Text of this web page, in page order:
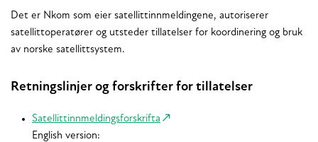
Det er Nkom som eier satellittinnmeldingene, autoriserer
satellittoperatører og utsteder tillatelser for koordinering og bruk
av norske satellittsystem.
Retningslinjer og forskrifter for tillatelser
Satellittinnmeldingsforskrifta
English version: